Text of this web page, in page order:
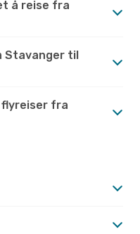
å reise fra
Stavanger til
flyreiser fra